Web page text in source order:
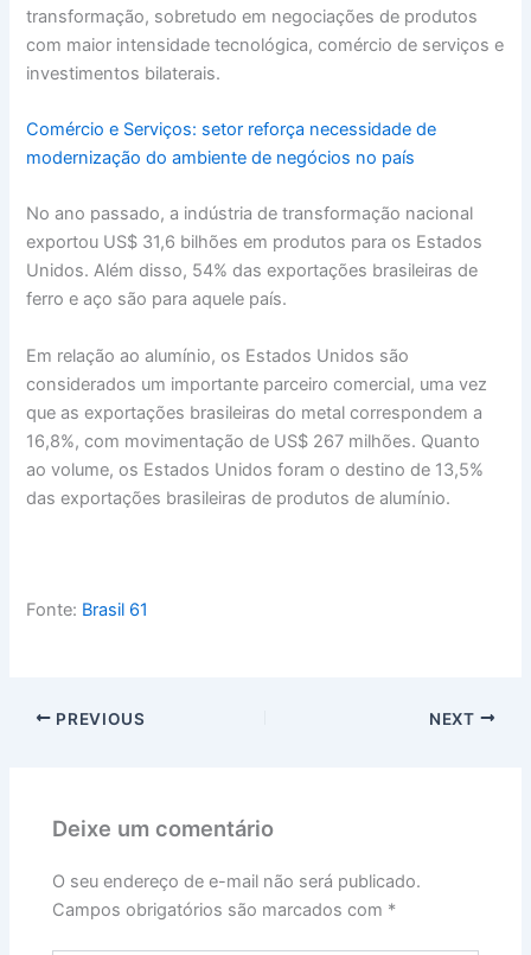
transformação, sobretudo em negociações de produtos
com maior intensidade tecnológica, comércio de serviços e
investimentos bilaterais.
Comércio e Serviços: setor reforça necessidade de
modernização do ambiente de negócios no país
No ano passado, a indústria de transformação nacional
exportou US$ 31,6 bilhões em produtos para os Estados
Unidos. Além disso, 54% das exportações brasileiras de
ferro e aço são para aquele país.
Em relação ao alumínio, os Estados Unidos são
considerados um importante parceiro comercial, uma vez
que as exportações brasileiras do metal correspondem a
16,8%, com movimentação de US$ 267 milhões. Quanto
ao volume, os Estados Unidos foram o destino de 13,5%
das exportações brasileiras de produtos de alumínio.
Fonte: Brasil 61
PREVIOUS NEXT
Deixe um comentário
O seu endereço de e-mail não será publicado.
Campos obrigatórios são marcados com *